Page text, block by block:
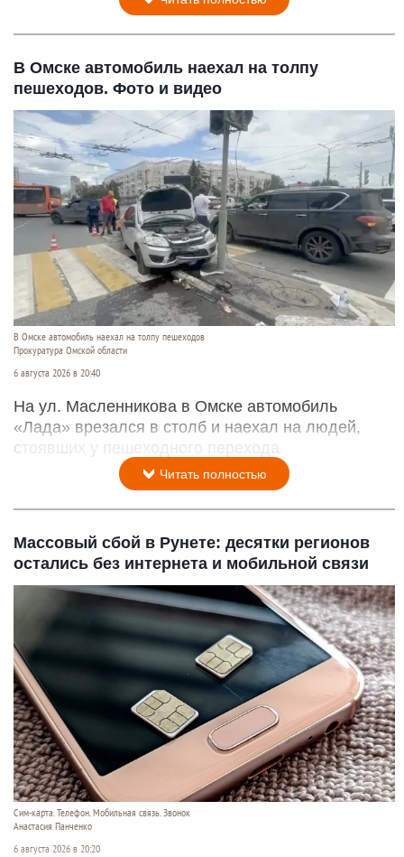
В Омске автомобиль наехал на толпу
пешеходов. Фото и видео
В Омске автомобиль наехал на толпу пешеходов
Прокуратура Омской области
6 августа 2026 в 20:40
На ул. Масленникова в Омске автомобиль
«Лада» врезался в столб и наехал на людей,
стоявших у пешеходного перехода.
Читать полностью
Массовый сбой в Рунете: десятки регионов
остались без интернета и мобильной связи
Сим-карта. Телефон. Мобильная связь. Звонок
Анастасия Панченко
6 августа 2026 в 20:20